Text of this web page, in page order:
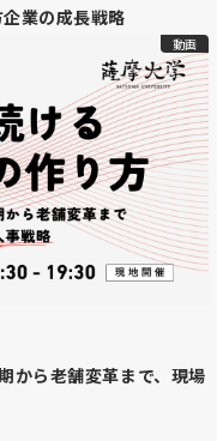
独占
ニセコ」、ブティック
レー部門では「白鳥
セコ地域とルスツが
キーエリアが世界レ
結果となった。
ートはますます世界マ
牽引して欲しいで
・宝金学長、
2期目抱負
業の成長戦略
動画
から老舗変革まで、現場